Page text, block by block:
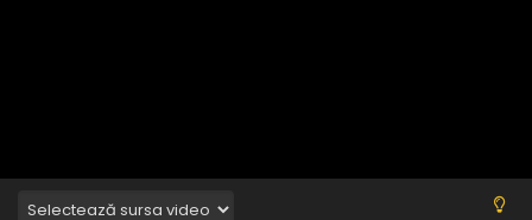
Blue Exorcist – Sezonul 1 Episodul 23 – Adevărul